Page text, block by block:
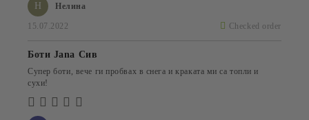
Н Нелина
15.07.2022 Checked order
Боти Jana Сив
Супер боти, вече ги пробвах в снега и краката ми са топли и
сухи!